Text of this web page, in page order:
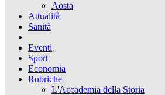
Aosta
Attualità
Sanità
Eventi
Sport
Economia
Rubriche
L'Accademia della Storia